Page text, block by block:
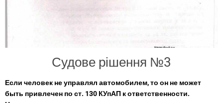
Судове рішення №3
Если человек не управлял автомобилем, то он не может
быть привлечен по ст. 130 КУпАП к ответственности.